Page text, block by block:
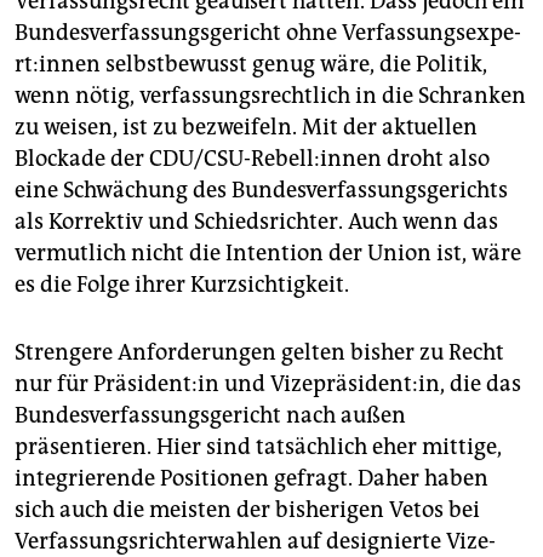
Bundesverfassungsgericht ohne Ver­fas­sungs­ex­pe­
rt:in­nen selbstbewusst genug wäre, die Politik,
wenn nötig, verfassungsrechtlich in die Schranken
zu weisen, ist zu bezweifeln. Mit der aktuellen
Blockade der CDU/CSU-Rebell:innen droht also
eine Schwächung des Bundesverfassungsgerichts
als Korrektiv und Schiedsrichter. Auch wenn das
vermutlich nicht die Intention der Union ist, wäre
es die Folge ihrer Kurzsichtigkeit.
Strengere Anforderungen gelten bisher zu Recht
nur für Prä­si­den­t:in und Vizepräsident:in, die das
Bundesverfassungsgericht nach außen
präsentieren. Hier sind tatsächlich eher mittige,
integrierende Positionen gefragt. Daher haben
sich auch die meisten der bisherigen Vetos bei
Verfassungsrichterwahlen auf designierte Vi­ze­